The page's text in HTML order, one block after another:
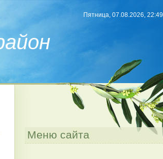
Пятница, 07.08.2026, 22:49
Меню сайта